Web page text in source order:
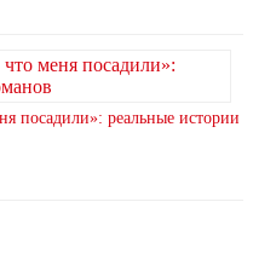
посадили»: реальные истории